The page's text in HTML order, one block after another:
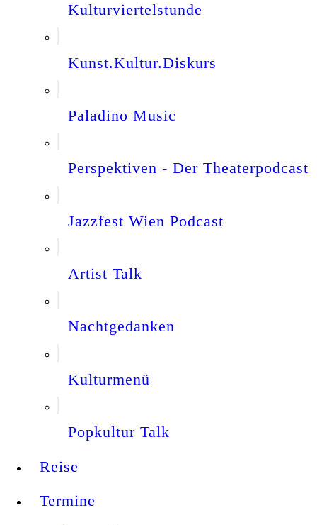
Kulturviertelstunde
Kunst.Kultur.Diskurs
Paladino Music
Perspektiven - Der Theaterpodcast
Jazzfest Wien Podcast
Artist Talk
Nachtgedanken
Kulturmenü
Popkultur Talk
Reise
Termine